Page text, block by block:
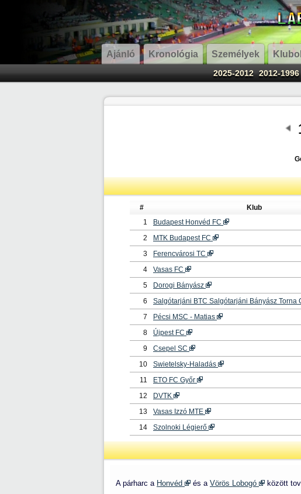
Ajánló Kronológia Személyek
2025-2012 2012-1996
# Klub
1
Budapest Honvéd FC
2
MTK Budapest FC
3
Ferencvárosi TC
4
Vasas FC
5
Dorogi Bányász
6
Salgótarjáni BTC Salgótarjáni Bányász Torna
7
Pécsi MSC - Matias
8
Újpest FC
9
Csepel SC
10
Swietelsky-Haladás
11
ETO FC Győr
12
DVTK
13
Vasas Izzó MTE
14
Szolnoki Légierő
A párharc a Honvéd és a Vörös Lobogó között